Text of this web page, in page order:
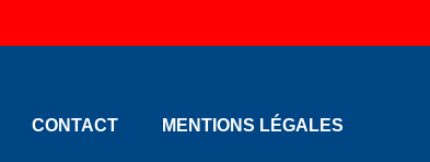
CONTACT MENTIONS LÉGALES